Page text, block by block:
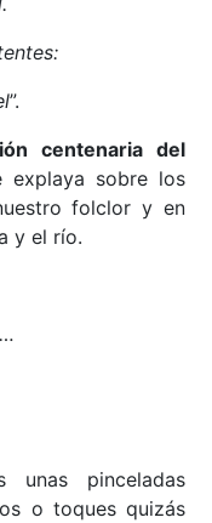
”.
centenaria del
explaya sobre los
folclor y en
y el río.
unas pinceladas
o toques quizás